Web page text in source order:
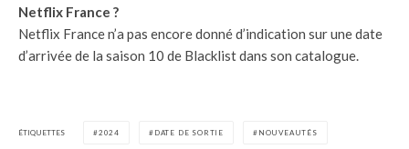
Netflix France ?
Netflix France n’a pas encore donné d’indication sur une date
d’arrivée de la saison 10 de Blacklist dans son catalogue.
ÉTIQUETTES 2024 DATE DE SORTIE NOUVEAUTÉS